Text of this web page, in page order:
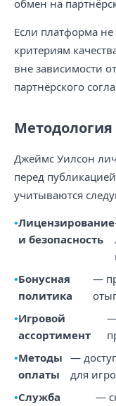
обмен на
Если платформа
критериям
вне зависимости
партнёрского
Методология
Джеймс Уилсон
перед
учитываются
Лицензирование
и безопасность
Бонусная
политика
—
Игровой
ассортимент
—
Методы
оплаты
—
для
Служба
—